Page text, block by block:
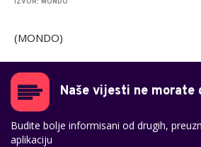
(MONDO)
Naše vijesti ne morate
Budite bolje informisani od drugih,
aplikaciju